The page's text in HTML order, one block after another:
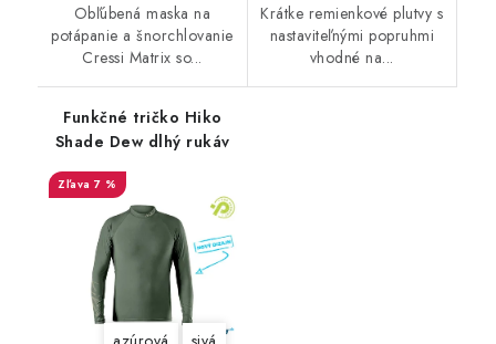
Obľúbená maska na
potápanie a šnorchlovanie
Cressi Matrix so...
Krátke remienkové plutvy s
nastaviteľnými popruhmi
vhodné na...
Funkčné tričko Hiko
Shade Dew dlhý rukáv
7 %